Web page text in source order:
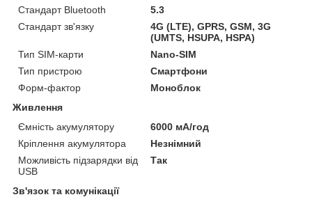
Стандарт Bluetooth
5.3
Стандарт зв'язку
4G (LTE), GPRS, GSM, 3G
(UMTS, HSUPA, HSPA)
Тип SIM-карти
Nano-SIM
Тип пристрою
Смартфони
Форм-фактор
Моноблок
Живлення
Ємність акумулятору
6000 мА/год
Кріплення акумулятора
Незнімний
Можливість підзарядки від
USB
Так
Зв'язок та комунікації